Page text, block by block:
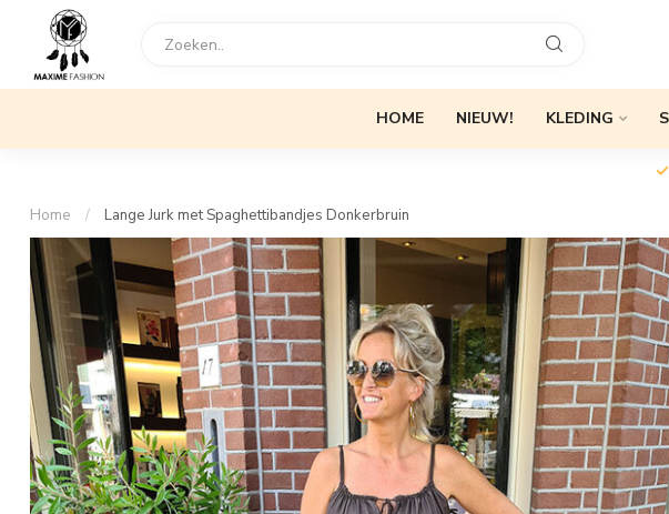
HOME NIEUW! KLEDING
Home / Lange Jurk met Spaghettibandjes Donkerbruin